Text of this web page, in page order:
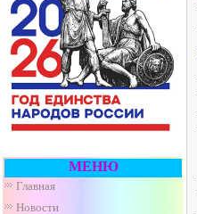
МЕНЮ
Главная
Новости